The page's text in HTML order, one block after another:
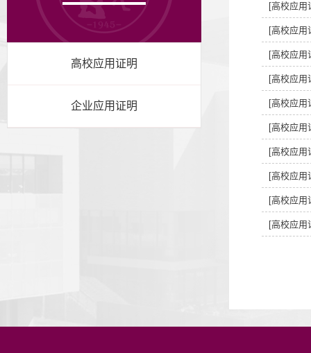
高校应用证明
企业应用证明
[高校应用
[高校应用
[高校应用
[高校应用
[高校应用
[高校应用
[高校应用
[高校应用
[高校应用
[高校应用